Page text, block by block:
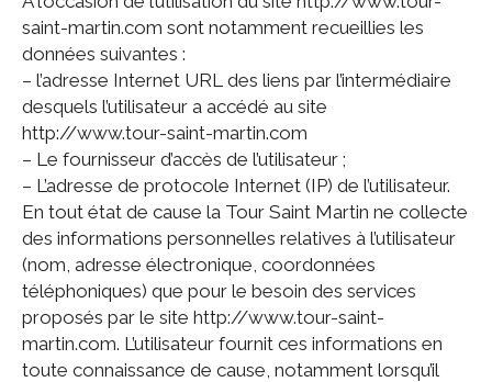
saint-martin.com sont notamment recueillies les
données suivantes :
– l’adresse Internet URL des liens par l’intermédiaire
desquels l’utilisateur a accédé au site
http://www.tour-saint-martin.com
– Le fournisseur d’accès de l’utilisateur ;
– L’adresse de protocole Internet (IP) de l’utilisateur.
En tout état de cause la Tour Saint Martin ne collecte
des informations personnelles relatives à l’utilisateur
(nom, adresse électronique, coordonnées
téléphoniques) que pour le besoin des services
proposés par le site http://www.tour-saint-
martin.com. L’utilisateur fournit ces informations en
toute connaissance de cause, notamment lorsqu’il